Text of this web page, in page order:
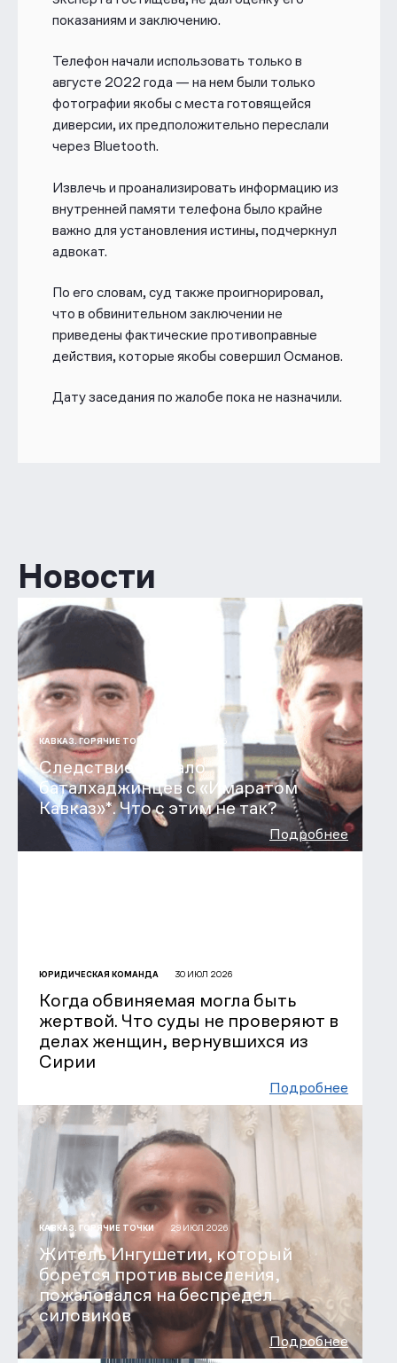
показаниям и заключению.
Телефон начали использовать только в
августе 2022 года — на нем были только
фотографии якобы с места готовящейся
диверсии, их предположительно переслали
через Bluetooth.
Извлечь и проанализировать информацию из
внутренней памяти телефона было крайне
важно для установления истины, подчеркнул
адвокат.
По его словам, суд также проигнорировал,
что в обвинительном заключении не
приведены фактические противоправные
действия, которые якобы совершил Османов.
Дату заседания по жалобе пока не назначили.
Новости
КАВКАЗ. ГОРЯЧИЕ ТОЧКИ 31 ИЮЛ 2026
Следствие связало
баталхаджинцев с «Имаратом
Кавказ»*. Что с этим не так?
Подробнее
ЮРИДИЧЕСКАЯ КОМАНДА 30 ИЮЛ 2026
Когда обвиняемая могла быть
жертвой. Что суды не проверяют в
делах женщин, вернувшихся из
Сирии
Подробнее
КАВКАЗ. ГОРЯЧИЕ ТОЧКИ 29 ИЮЛ 2026
Житель Ингушетии, который
борется против выселения,
пожаловался на беспредел
силовиков
Подробнее